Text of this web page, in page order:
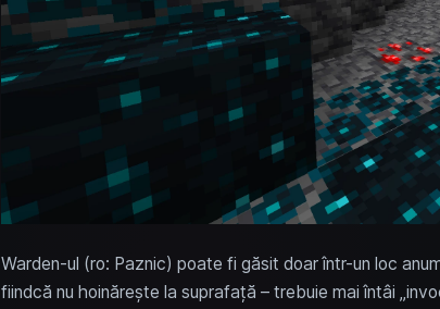
Warden-ul (ro: Paznic) poate fi găsit doar într-un loc
fiindcă nu hoinărește la suprafață – trebuie mai întâi